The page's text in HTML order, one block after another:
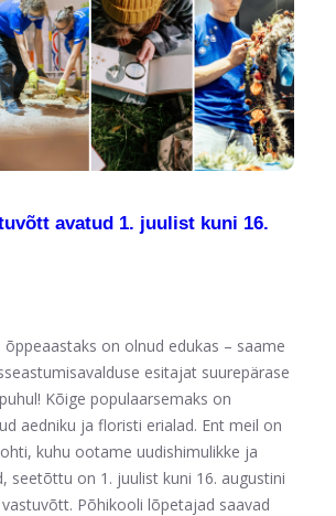
avatud 1. juulist kuni 16.
on olnud edukas – saame
esitajat suurepärase
Kõige populaarsemaks on
aedniku ja floristi erialad. Ent meil on
kuhu ootame uudishimulikke ja
seetõttu on 1. juulist kuni 16. augustini
Põhikooli lõpetajad saavad